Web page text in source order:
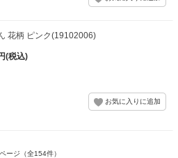
花柄 ピンク(19102006)
(税込)
ージ （全154件）